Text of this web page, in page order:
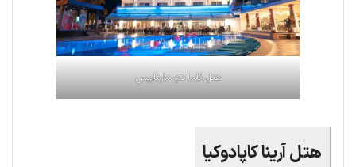
هتل کاسا دی مارماریس
هتل آرینا کاپادوکیا